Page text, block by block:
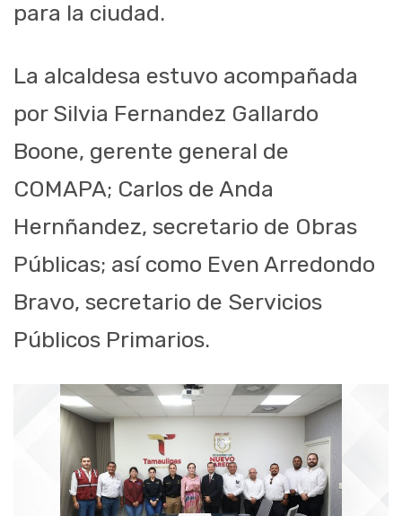
para la ciudad.
La alcaldesa estuvo acompañada
por Silvia Fernandez Gallardo
Boone, gerente general de
COMAPA; Carlos de Anda
Hernñandez, secretario de Obras
Públicas; así como Even Arredondo
Bravo, secretario de Servicios
Públicos Primarios.